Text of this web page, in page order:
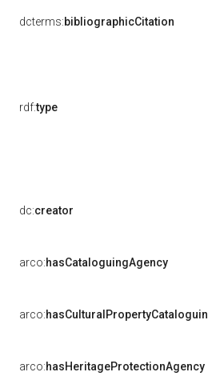
dcterms:bibliographicCitation
rdf:type
dc:creator
arco:hasCataloguingAgency
arco:
arco:hasHeritageProtectionAgency